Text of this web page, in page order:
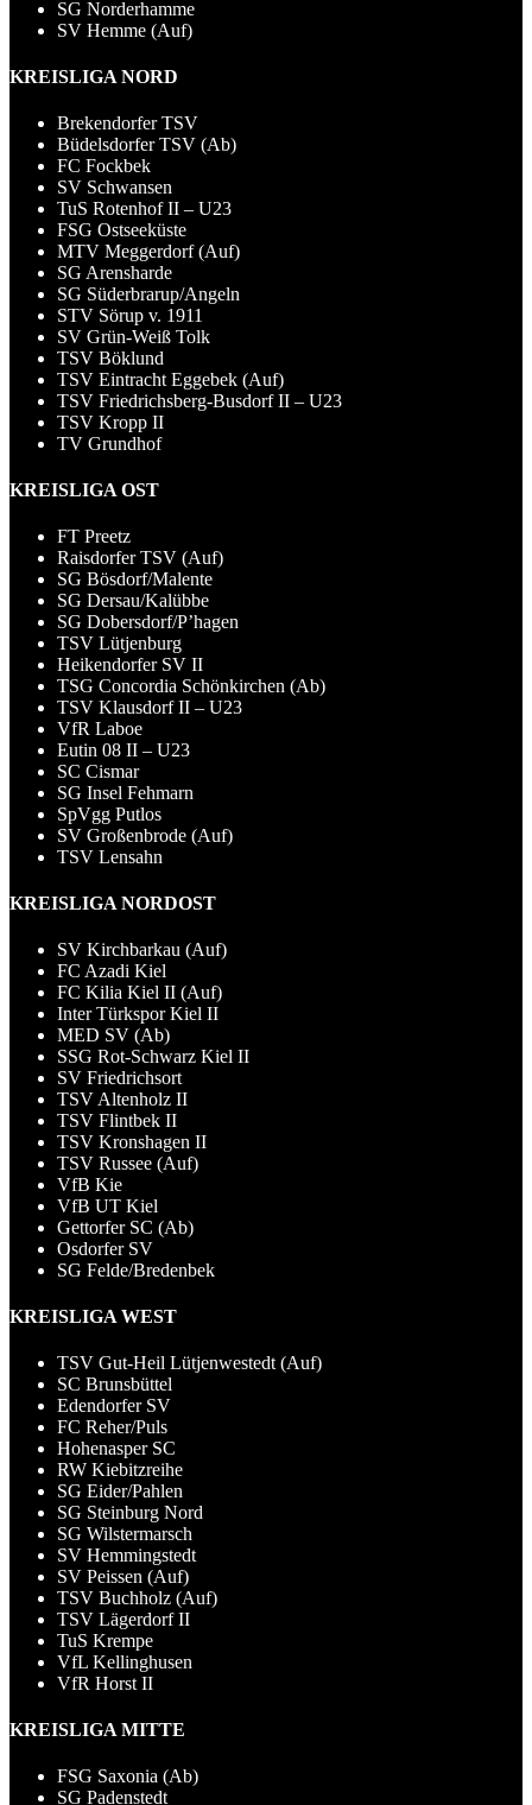
SG Norderhamme
SV Hemme (Auf)
KREISLIGA NORD
Brekendorfer TSV
Büdelsdorfer TSV (Ab)
FC Fockbek
SV Schwansen
TuS Rotenhof II – U23
FSG Ostseeküste
MTV Meggerdorf (Auf)
SG Arensharde
SG Süderbrarup/Angeln
STV Sörup v. 1911
SV Grün-Weiß Tolk
TSV Böklund
TSV Eintracht Eggebek (Auf)
TSV Friedrichsberg-Busdorf II – U23
TSV Kropp II
TV Grundhof
KREISLIGA OST
FT Preetz
Raisdorfer TSV (Auf)
SG Bösdorf/Malente
SG Dersau/Kalübbe
SG Dobersdorf/P’hagen
TSV Lütjenburg
Heikendorfer SV II
TSG Concordia Schönkirchen (Ab)
TSV Klausdorf II – U23
VfR Laboe
Eutin 08 II – U23
SC Cismar
SG Insel Fehmarn
SpVgg Putlos
SV Großenbrode (Auf)
TSV Lensahn
KREISLIGA NORDOST
SV Kirchbarkau (Auf)
FC Azadi Kiel
FC Kilia Kiel II (Auf)
Inter Türkspor Kiel II
MED SV (Ab)
SSG Rot-Schwarz Kiel II
SV Friedrichsort
TSV Altenholz II
TSV Flintbek II
TSV Kronshagen II
TSV Russee (Auf)
VfB Kie
VfB UT Kiel
Gettorfer SC (Ab)
Osdorfer SV
SG Felde/Bredenbek
KREISLIGA WEST
TSV Gut-Heil Lütjenwestedt (Auf)
SC Brunsbüttel
Edendorfer SV
FC Reher/Puls
Hohenasper SC
RW Kiebitzreihe
SG Eider/Pahlen
SG Steinburg Nord
SG Wilstermarsch
SV Hemmingstedt
SV Peissen (Auf)
TSV Buchholz (Auf)
TSV Lägerdorf II
TuS Krempe
VfL Kellinghusen
VfR Horst II
KREISLIGA MITTE
FSG Saxonia (Ab)
SG Padenstedt